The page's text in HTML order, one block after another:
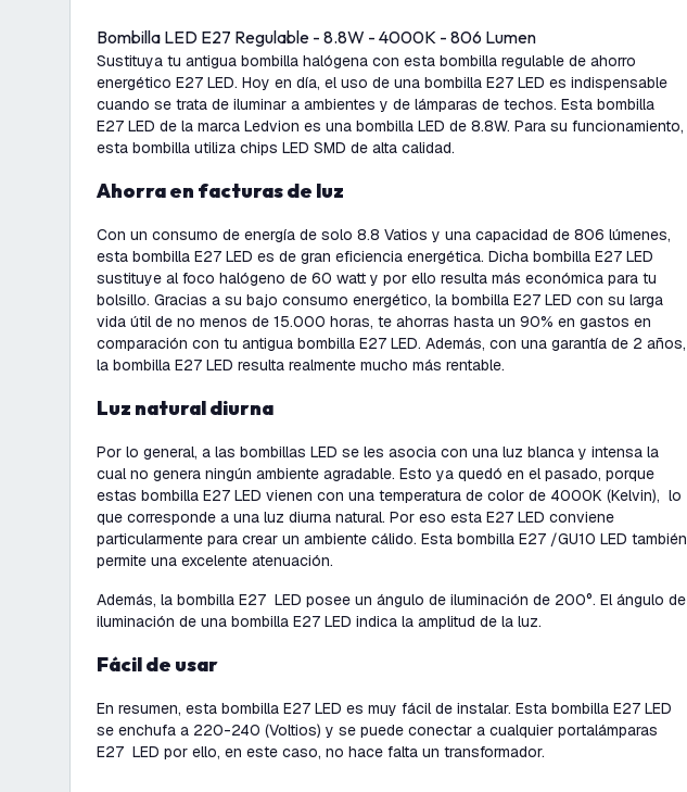
Bombilla LED E27 Regulable - 8.8W - 4000K - 806 Lumen
Sustituya tu antigua bombilla halógena con esta bombilla regulable de ahorro
energético E27 LED. Hoy en día, el uso de una bombilla E27 LED es indispensable
cuando se trata de iluminar a ambientes y de lámparas de techos. Esta bombilla
E27 LED de la marca Ledvion es una bombilla LED de 8.8W. Para su funcionamiento,
esta bombilla utiliza chips LED SMD de alta calidad.
Ahorra en facturas de luz
Con un consumo de energía de solo 8.8 Vatios y una capacidad de 806 lúmenes,
esta bombilla E27 LED es de gran eficiencia energética. Dicha bombilla E27 LED
sustituye al foco halógeno de 60 watt y por ello resulta más económica para tu
bolsillo. Gracias a su bajo consumo energético, la bombilla E27 LED con su larga
vida útil de no menos de 15.000 horas, te ahorras hasta un 90% en gastos en
comparación con tu antigua bombilla E27 LED. Además, con una garantía de 2 años,
la bombilla E27 LED resulta realmente mucho más rentable.
Luz natural diurna
Por lo general, a las bombillas LED se les asocia con una luz blanca y intensa la
cual no genera ningún ambiente agradable. Esto ya quedó en el pasado, porque
estas bombilla E27 LED vienen con una temperatura de color de 4000K (Kelvin), lo
que corresponde a una luz diurna natural. Por eso esta E27 LED conviene
particularmente para crear un ambiente cálido. Esta bombilla E27 /GU10 LED también
permite una excelente atenuación.
Además, la bombilla E27 LED posee un ángulo de iluminación de 200°. El ángulo de
iluminación de una bombilla E27 LED indica la amplitud de la luz.
Fácil de usar
En resumen, esta bombilla E27 LED es muy fácil de instalar. Esta bombilla E27 LED
se enchufa a 220-240 (Voltios) y se puede conectar a cualquier portalámparas
E27 LED por ello, en este caso, no hace falta un transformador.